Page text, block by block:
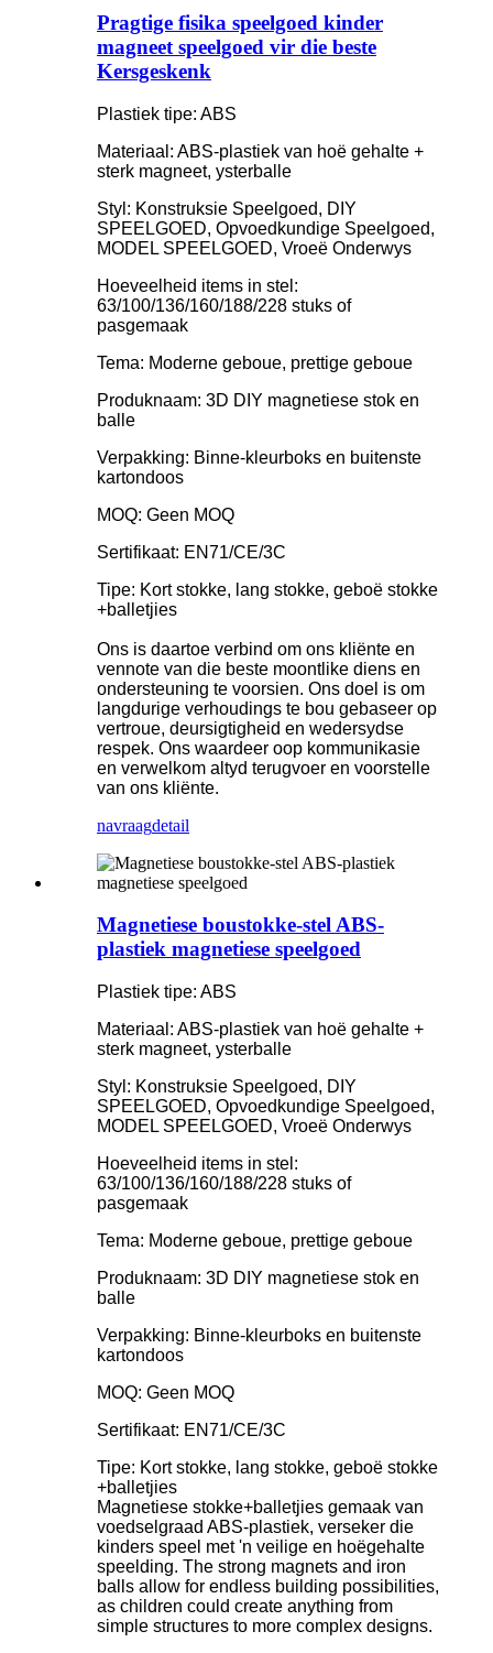
Pragtige fisika speelgoed kinder
magneet speelgoed vir die beste
Kersgeskenk
Plastiek tipe: ABS
Materiaal: ABS-plastiek van hoë gehalte +
sterk magneet, ysterballe
Styl: Konstruksie Speelgoed, DIY
SPEELGOED, Opvoedkundige Speelgoed,
MODEL SPEELGOED, Vroeë Onderwys
Hoeveelheid items in stel:
63/100/136/160/188/228 stuks of
pasgemaak
Tema: Moderne geboue, prettige geboue
Produknaam: 3D DIY magnetiese stok en
balle
Verpakking: Binne-kleurboks en buitenste
kartondoos
MOQ: Geen MOQ
Sertifikaat: EN71/CE/3C
Tipe: Kort stokke, lang stokke, geboë stokke
+balletjies
Ons is daartoe verbind om ons kliënte en
vennote van die beste moontlike diens en
ondersteuning te voorsien. Ons doel is om
langdurige verhoudings te bou gebaseer op
vertroue, deursigtigheid en wedersydse
respek. Ons waardeer oop kommunikasie
en verwelkom altyd terugvoer en voorstelle
van ons kliënte.
navraagdetail
Magnetiese boustokke-stel ABS-
plastiek magnetiese speelgoed
Plastiek tipe: ABS
Materiaal: ABS-plastiek van hoë gehalte +
sterk magneet, ysterballe
Styl: Konstruksie Speelgoed, DIY
SPEELGOED, Opvoedkundige Speelgoed,
MODEL SPEELGOED, Vroeë Onderwys
Hoeveelheid items in stel:
63/100/136/160/188/228 stuks of
pasgemaak
Tema: Moderne geboue, prettige geboue
Produknaam: 3D DIY magnetiese stok en
balle
Verpakking: Binne-kleurboks en buitenste
kartondoos
MOQ: Geen MOQ
Sertifikaat: EN71/CE/3C
Tipe: Kort stokke, lang stokke, geboë stokke
+balletjies
Magnetiese stokke+balletjies gemaak van
voedselgraad ABS-plastiek, verseker die
kinders speel met 'n veilige en hoëgehalte
speelding. The strong magnets and iron
balls allow for endless building possibilities,
as children could create anything from
simple structures to more complex designs.